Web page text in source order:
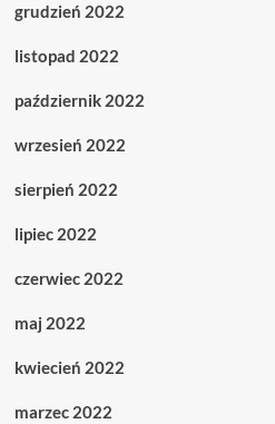
grudzień 2022
listopad 2022
październik 2022
wrzesień 2022
sierpień 2022
lipiec 2022
czerwiec 2022
maj 2022
kwiecień 2022
marzec 2022